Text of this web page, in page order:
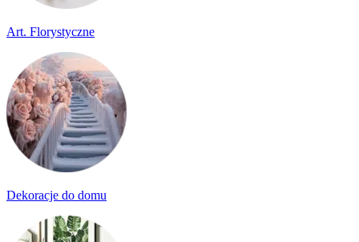
Art. Florystyczne
Dekoracje do domu